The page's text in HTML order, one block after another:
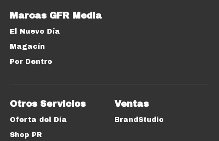
Marcas GFR Media
El Nuevo Día
Magacín
Por Dentro
Otros Servicios
Oferta del Día
Shop PR
Ventas
BrandStudio